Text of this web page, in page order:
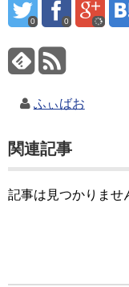
0 0
ふぃばお
関連記事
記事は見つかりませ